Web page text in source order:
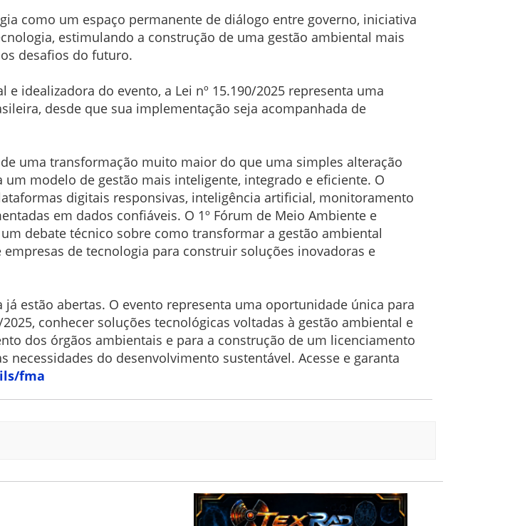
como um espaço permanente de diálogo entre governo, iniciativa
estimulando a construção de uma gestão ambiental mais
desafios do futuro.
idealizadora do evento, a Lei nº 15.190/2025 representa uma
desde que sua implementação seja acompanhada de
uma transformação muito maior do que uma simples alteração
modelo de gestão mais inteligente, integrado e eficiente. O
digitais responsivas, inteligência artificial, monitoramento
em dados confiáveis. O 1º Fórum de Meio Ambiente e
debate técnico sobre como transformar a gestão ambiental
de tecnologia para construir soluções inovadoras e
estão abertas. O evento representa uma oportunidade única para
conhecer soluções tecnológicas voltadas à gestão ambiental e
dos órgãos ambientais e para a construção de um licenciamento
do desenvolvimento sustentável. Acesse e garanta
fma